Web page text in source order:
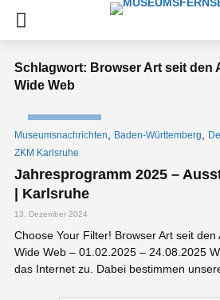
Schlagwort: Browser Art seit den
Wide Web
Museumsnachrichten Baden-Württemberg
ZKM Karlsruhe
Jahresprogramm 2025 –
| Karlsruhe
13. Dezember 2024
Choose Your Filter! Browser Art seit den
Wide Web – 01.02.2025 – 24.08.2025
das Internet zu. Dabei bestimmen